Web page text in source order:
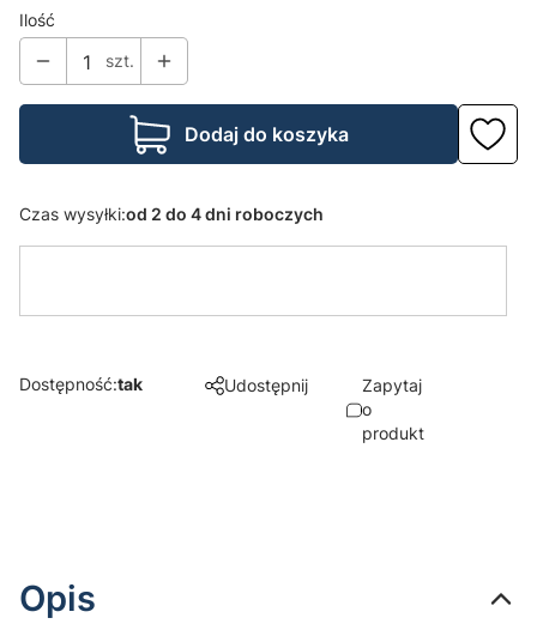
Ilość
szt.
Dodaj do koszyka
Czas wysyłki:od 2 do 4 dni roboczych
Dostępność:tak Udostępnij
Zapytaj
o
produkt
Opis